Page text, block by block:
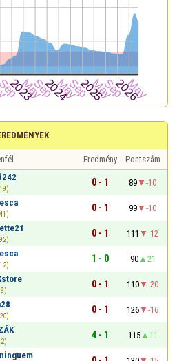
Eredmény
Pontszám
0 - 1 89
-10
0 - 1 99
-10
0 - 1 111
-12
1 - 0 90
21
0 - 1 110
-20
0 - 1 126
-16
4 - 1 115
11